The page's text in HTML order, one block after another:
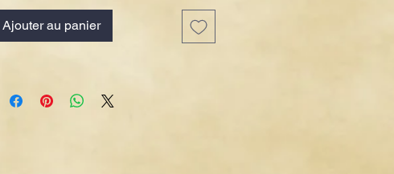
Ajouter au panier